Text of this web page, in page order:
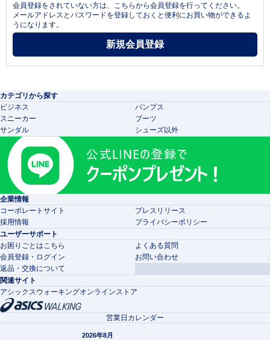
会員登録をされていない方は、こちらから会員登録を行ってください。
メールアドレスとパスワードを登録しておくと便利にお買い物ができるよ
うになります。
カテゴリから探す
ビジネス
パンプス
スニーカー
ブーツ
サンダル
シューズ以外
企業情報
コーポレートサイト
プレスリリース
採用情報
プライバシーポリシー
ユーザーサポート
お困りごとはこちら
よくある質問
会員登録・ログイン
お問い合わせ
返品・交換について
関連サイト
アシックスウォーキングオンラインストア
営業日カレンダー
2026年8月